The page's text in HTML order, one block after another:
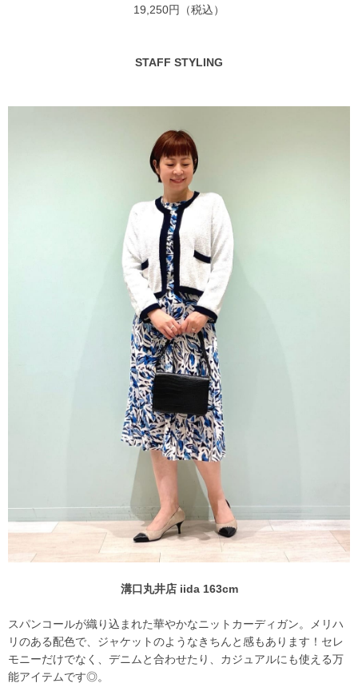
19,250円（税込）
STAFF STYLING
溝口丸井店 iida 163cm
スパンコールが織り込まれた華やかなニットカーディガン。メリハ
リのある配色で、ジャケットのようなきちんと感もあります！セレ
モニーだけでなく、デニムと合わせたり、カジュアルにも使える万
能アイテムです◎。